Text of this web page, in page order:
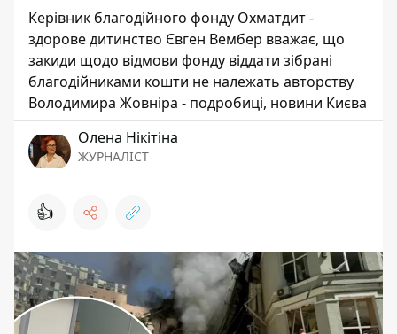
Керівник благодійного фонду Охматдит -
здорове дитинство Євген Вембер вважає, що
закиди щодо відмови фонду віддати зібрані
благодійниками кошти не належать авторству
Володимира Жовніра - подробиці, новини Києва
Олена Нікітіна
ЖУРНАЛІСТ
👍